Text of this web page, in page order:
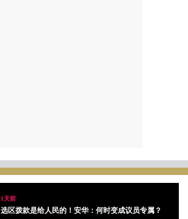
1天前
选区拨款是给人民的！安华：何时变成议员专属？